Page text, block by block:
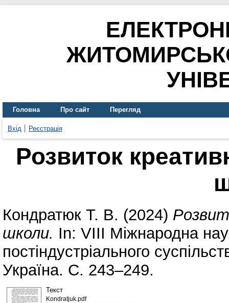
Головна Про сайт Перегляд
Вхід Реєстрація
Розвиток
Кондратюк Т. В. (2024)
школи. In: VIII Міжнародна
постіндустріального
Україна. С. 243–249.
Текст
Kondratjuk.pdf